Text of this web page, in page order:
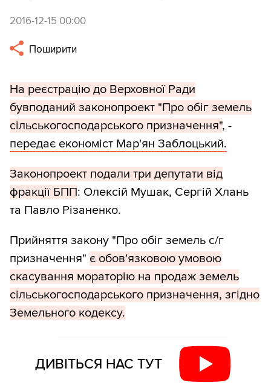
2016-12-15 00:00
Поширити
На реєстрацію до Верховної Ради
бувподаний законопроект "Про обіг земель
сільськогосподарського призначення", -
передає економіст Мар'ян Заблоцький.
Законопроект подали три депутати від
фракції БПП: Олексій Мушак, Сергій Хлань
та Павло Різаненко.
Прийняття закону "Про обіг земель с/г
призначення" є обов'язковою умовою
скасування мораторію на продаж земель
сільськогосподарського призначення, згідно
Земельного кодексу.
ДИВІТЬСЯ НАС ТУТ